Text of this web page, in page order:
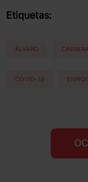
Etiquetas:
ÁLVARO CABRERA
COVID-19